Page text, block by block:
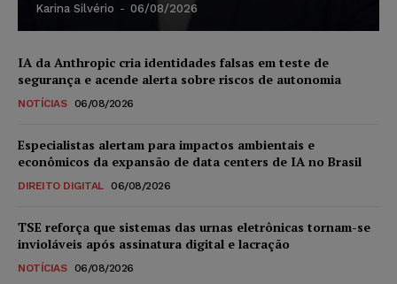
Karina Silvério - 06/08/2026
IA da Anthropic cria identidades falsas em teste de
segurança e acende alerta sobre riscos de autonomia
NOTÍCIAS 06/08/2026
Especialistas alertam para impactos ambientais e
econômicos da expansão de data centers de IA no Brasil
DIREITO DIGITAL 06/08/2026
TSE reforça que sistemas das urnas eletrônicas tornam-se
invioláveis após assinatura digital e lacração
NOTÍCIAS 06/08/2026